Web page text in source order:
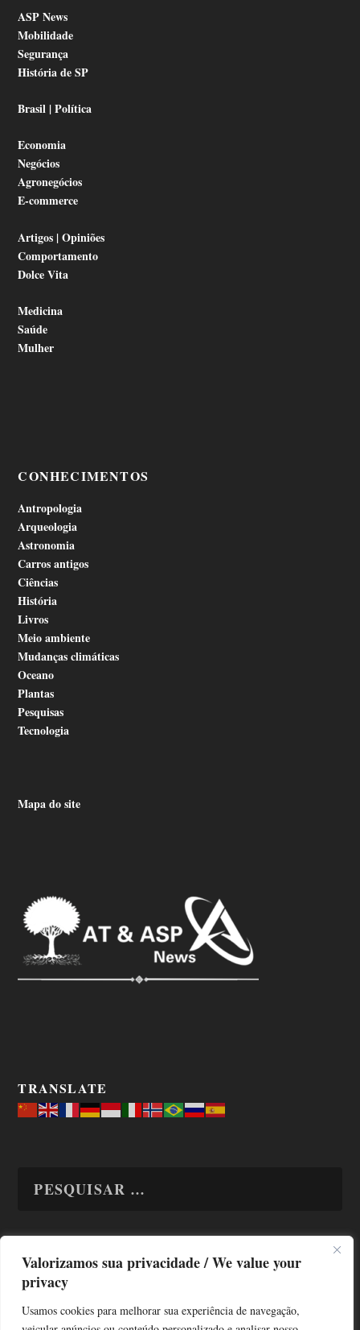
Valorizamos sua privacidade / We value your
privacy
Usamos cookies para melhorar sua experiência de navegação,
ASP News
Mobilidade
Segurança
História de SP
Brasil | Política
Economia
Negócios
Agronegócios
E-commerce
Artigos | Opiniões
Comportamento
Dolce Vita
Medicina
Saúde
Mulher
CONHECIMENTOS
Antropologia
Arqueologia
Astronomia
Carros antigos
Ciências
História
Livros
Meio ambiente
Mudanças climáticas
Oceano
Plantas
Pesquisas
Tecnologia
Mapa do site
TRANSLATE
TODAS OS ASSUNTOS